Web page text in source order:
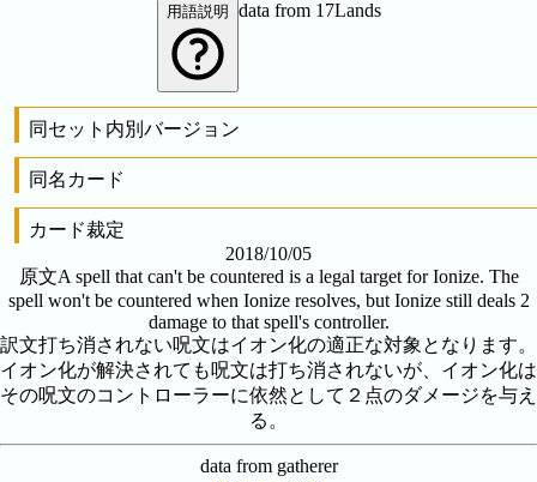
用語説明 data from 17Lands
同セット内別バージョン
同名カード
カード裁定
2018/10/05
原文A spell that can't be countered is a legal target for Ionize. The
spell won't be countered when Ionize resolves, but Ionize still deals 2
damage to that spell's controller.
訳文打ち消されない呪文はイオン化の適正な対象となります。
イオン化が解決されても呪文は打ち消されないが、イオン化は
その呪文のコントローラーに依然として２点のダメージを与え
る。
data from gatherer